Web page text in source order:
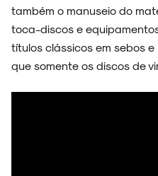
também o manuseio do
toca-discos e
títulos clássicos em sebos
que somente os discos de